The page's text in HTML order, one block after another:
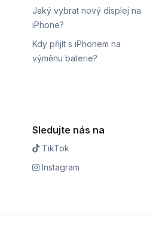
Jaký vybrat nový displej na
iPhone?
Kdy přijít s iPhonem na
výměnu baterie?
Sledujte nás na
TikTok
Instagram